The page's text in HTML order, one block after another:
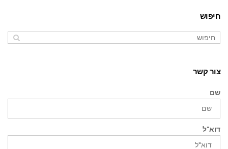
חיפוש
צור קשר
שם
דוא"ל